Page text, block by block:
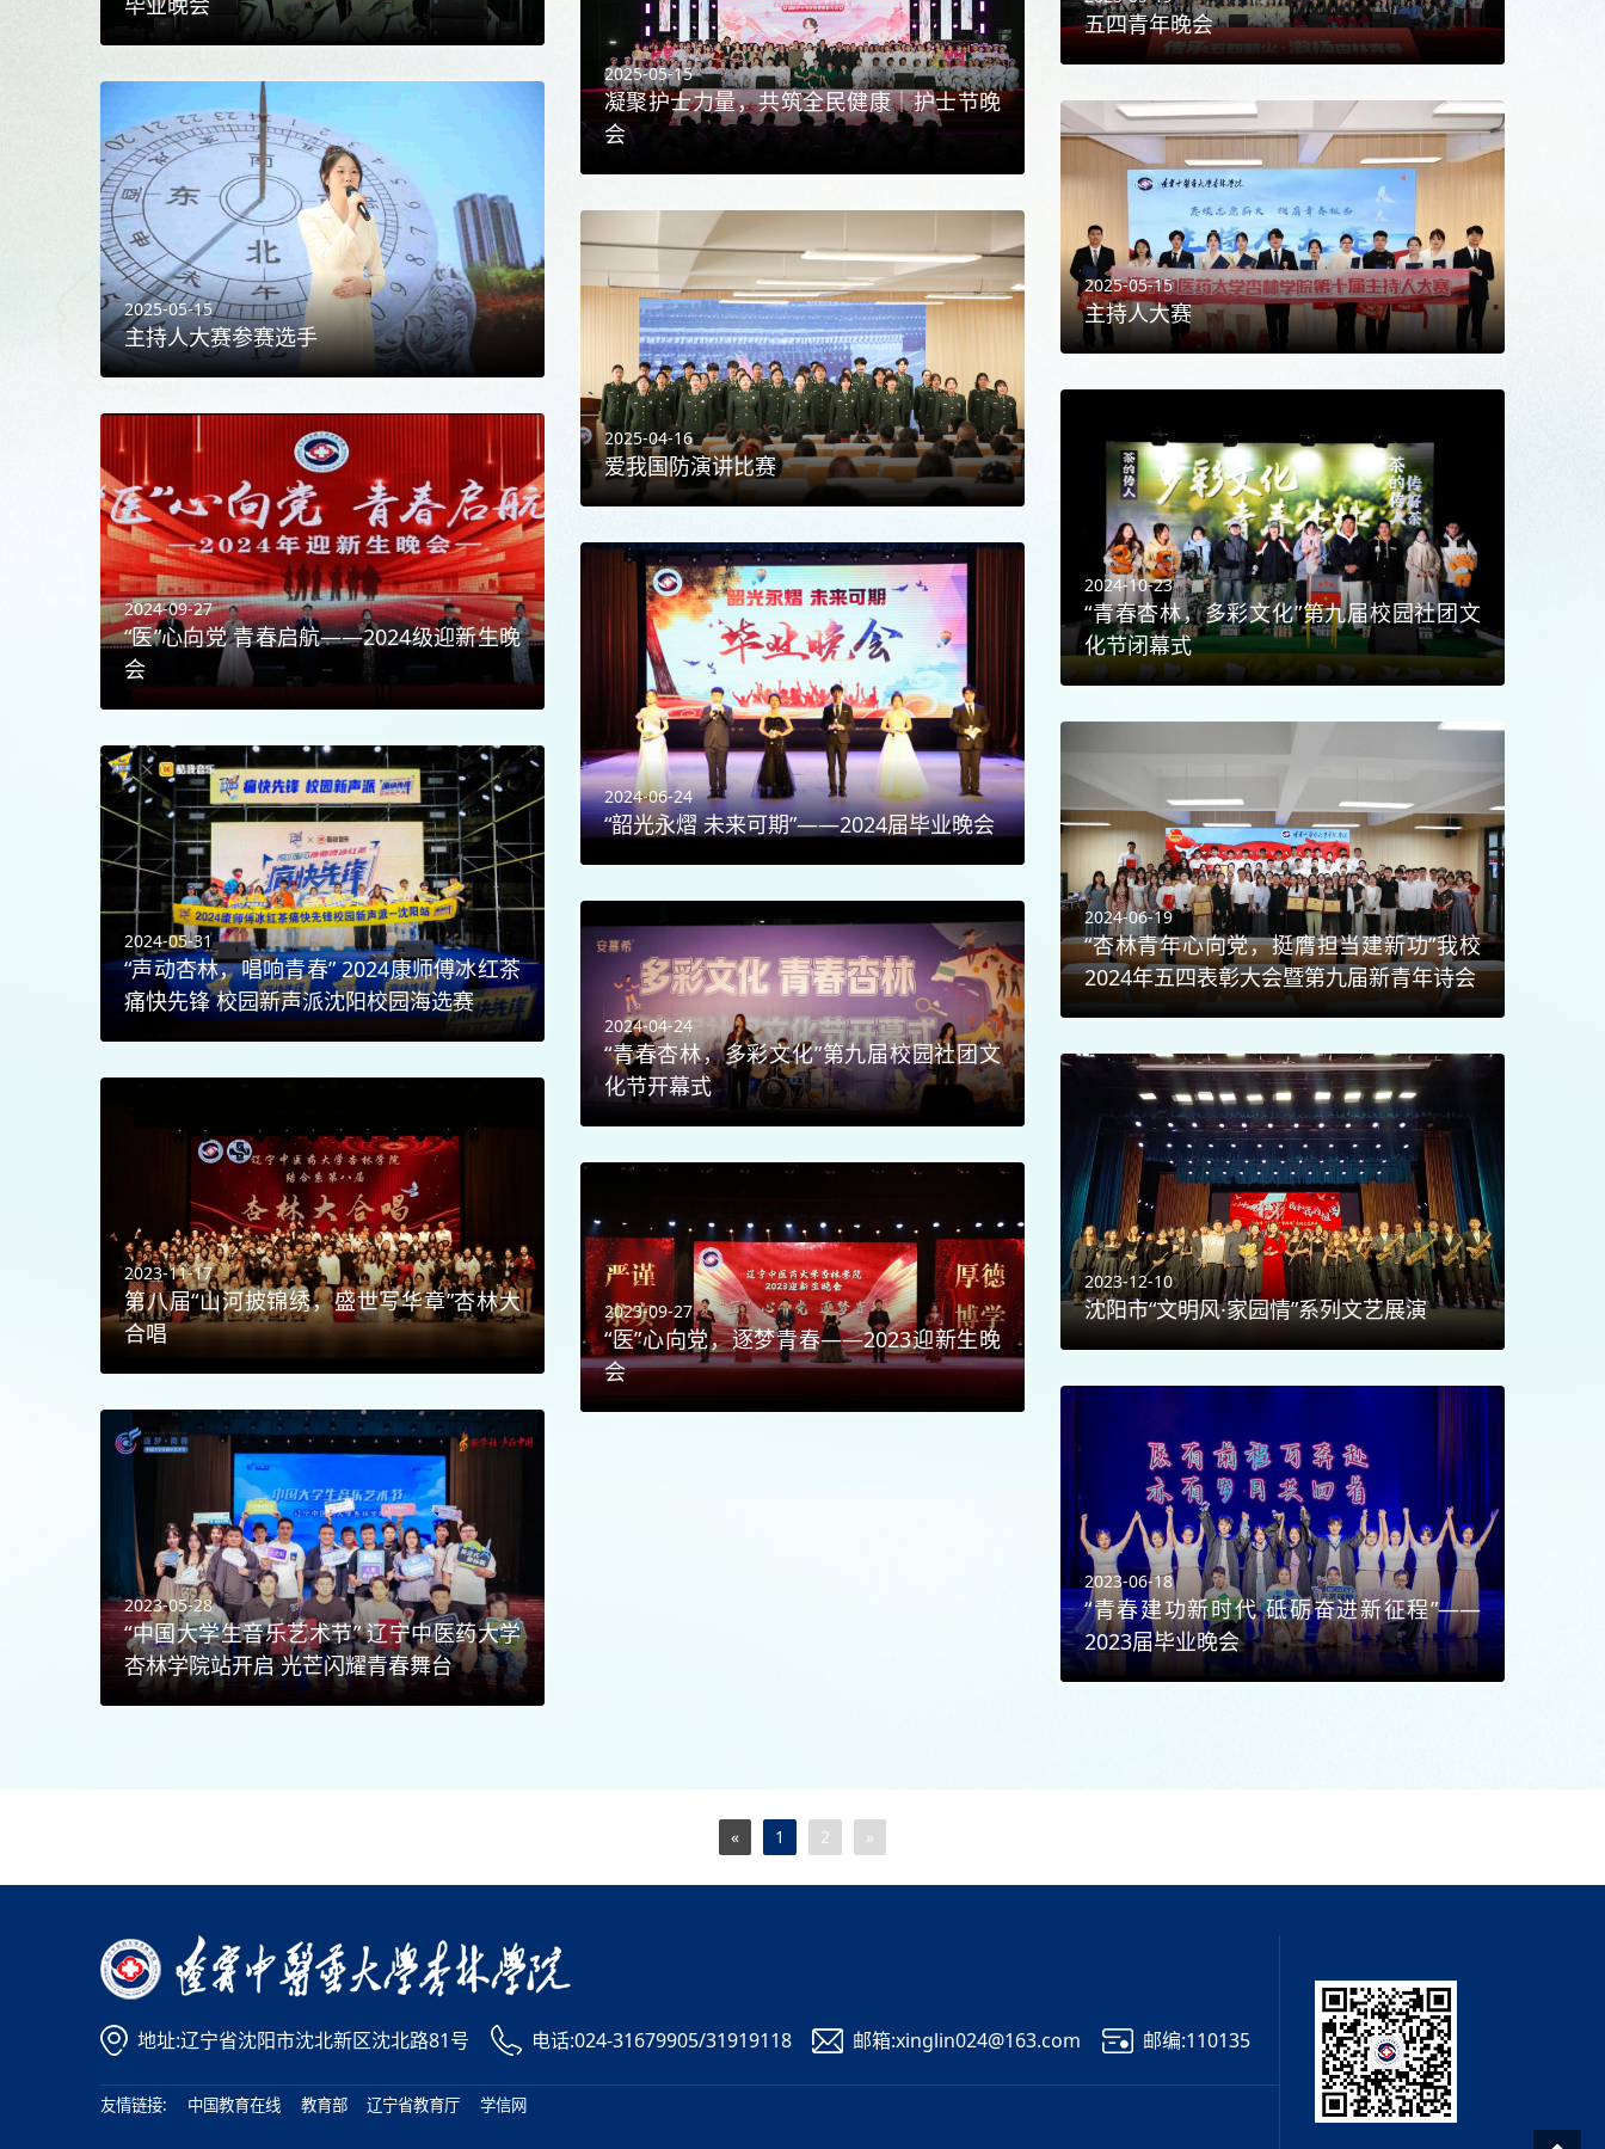
五四青年晚会
2025-05-15
凝聚护士力量，共筑全民健康｜护士节晚
会
2025-05-15
主持人大赛参赛选手
2025-05-15
主持人大赛
2025-04-16
爱我国防演讲比赛
2024-10-23
“青春杏林，多彩文化”第九届校园社团文
化节闭幕式
2024-09-27
“医”心向党 青春启航——2024级迎新生晚
会
2024-06-24
“韶光永熠 未来可期”——2024届毕业晚会
2024-06-19
“杏林青年心向党，挺膺担当建新功”我校
2024年五四表彰大会暨第九届新青年诗会
2024-05-31
“声动杏林，唱响青春” 2024康师傅冰红茶
痛快先锋 校园新声派沈阳校园海选赛
2024-04-24
“青春杏林，多彩文化”第九届校园社团文
化节开幕式
2023-12-10
沈阳市“文明风·家园情”系列文艺展演
2023-11-17
第八届“山河披锦绣，盛世写华章”杏林大
合唱
2023-09-27
“医”心向党，逐梦青春——2023迎新生晚
会
2023-06-18
“青春建功新时代 砥砺奋进新征程”——
2023届毕业晚会
2023-05-28
“中国大学生音乐艺术节” 辽宁中医药大学
杏林学院站开启 光芒闪耀青春舞台
« 1 2 »
地址:辽宁省沈阳市沈北新区沈北路81号 电话:024-31679905/31919118 邮箱:xinglin024@163.com 邮编:110135
友情链接: 中国教育在线 教育部 辽宁省教育厅 学信网